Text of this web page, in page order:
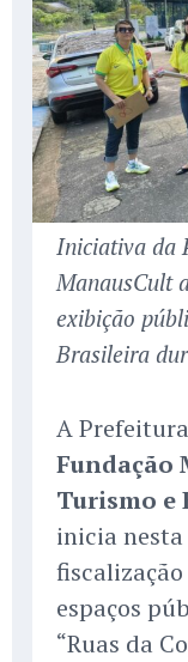
Iniciativa da
ManausCult
exibição
Brasileira
A
Fundação
Turismo e
inicia
fiscalização
espaços
“Ruas da